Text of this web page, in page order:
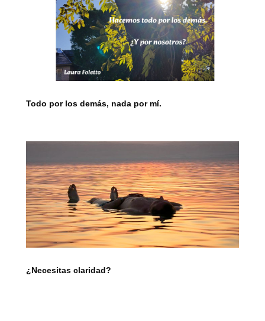
Todo por los demás, nada por mí.
¿Necesitas claridad?